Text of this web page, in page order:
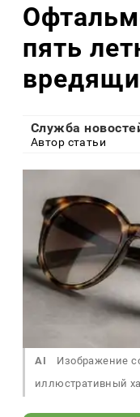
пять
Служба
Автор статьи
AI
Изображение
иллюстративный